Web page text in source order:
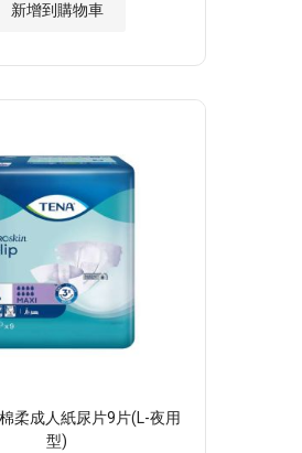
新增到購物車
柔成人紙尿片9片(L-夜用
型)